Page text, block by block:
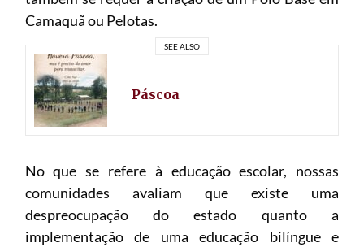
Camaquã ou Pelotas.
SEE ALSO
Páscoa
No que se refere à educação escolar, nossas
comunidades avaliam que existe uma
despreocupação do estado quanto a
implementação de uma educação bilíngue e